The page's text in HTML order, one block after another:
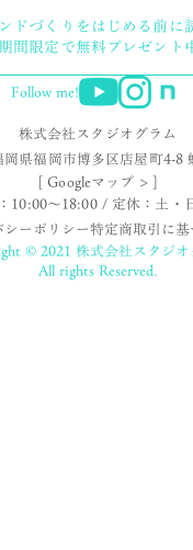
ドづくりをはじめる前に
期間限定で無料プレゼント
Follow me!
株式会社スタジオグラム
県福岡市博多区店屋町4-8
[ Googleマップ > ]
10:00〜18:00 / 定休：土・
ーポリシー特定商取引に
© 2021 株式会社スタジオ
All rights Reserved.